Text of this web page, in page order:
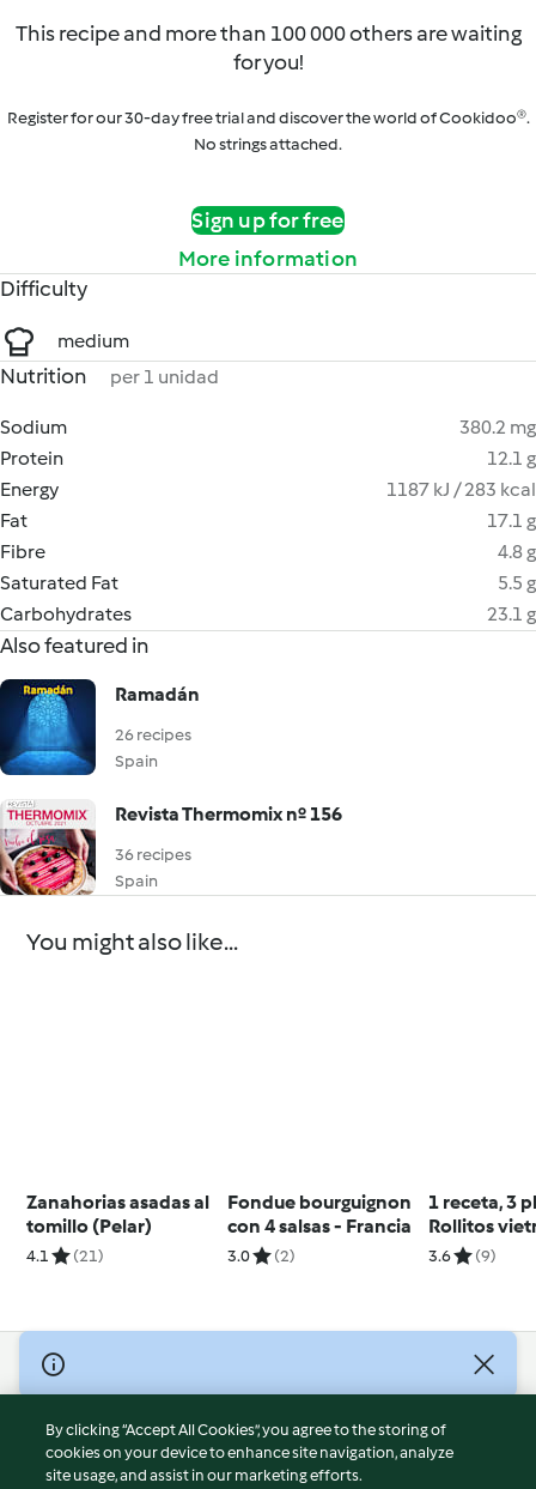
This recipe and more than 100 000 others are waiting
for you!
Register for our 30-day free trial and discover the world of Cookidoo®.
No strings attached.
Sign up for free
More information
Difficulty
medium
Nutrition per 1 unidad
Sodium
380.2 mg
Protein
12.1 g
Energy
1187 kJ / 283 kcal
Fat
17.1 g
Fibre
4.8 g
Saturated Fat
5.5 g
Carbohydrates
23.1 g
Also featured in
Ramadán
26 recipes
Spain
Revista Thermomix nº 156
36 recipes
Spain
You might also like...
Zanahorias asadas al
tomillo (Pelar)
4.1 (21)
Fondue bourguignon
con 4 salsas - Francia
3.0 (2)
1 receta, 3
Rollitos
con pulled
3.6 (9)
© Copyright 2026
Terms of Service
Privacy Policy
Disclaimer
By clicking “Accept All Cookies”, you agree to the storing of
cookies on your device to enhance site navigation, analyze
site usage, and assist in our marketing efforts.